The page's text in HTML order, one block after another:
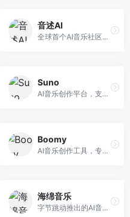
音述AI
全球首个AI音乐社区平台，整合创作与分享功能。面向音乐创作者和爱好者，提供音乐创作、作品分享、社区交流等服务，社区氛围活跃。
Suno
AI音乐创作平台，支持通过文字描述生成完整歌曲，包含歌词、旋律和人声。面向音乐爱好者、内容创作者和独立音乐人，操作门槛低，创作速度快，支持多种音乐风格，为音乐创作带来全新可能。
Boomy
AI音乐创作工具，专注于快速音乐生成与发布。面向音乐爱好者和业余创作者，支持一键生成原创音乐，可直接发布到音乐平台，创作门槛低。
海绵音乐
字节跳动推出的AI音乐创作平台，支持多风格音乐生成。面向内容创作者和音乐爱好者，提供歌词创作、旋律生成、编曲制作等服务，创作效率高，适合短视频配乐。